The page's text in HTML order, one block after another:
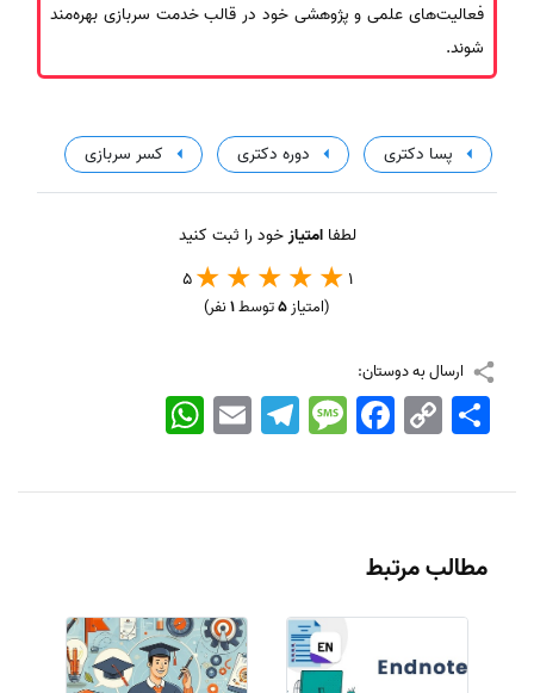
فعالیت‌های علمی و پژوهشی خود در قالب خدمت سربازی بهره‌مند
شوند.
پسا دکتری دوره دکتری کسر سربازی
لطفاامتیازخود را ثبت کنید
1
5
(امتیاز5توسط1نفر)
ارسال به دوستان:
WhatsApp EmailTelegramMessageFacebook Copy
Link
اشتراک
مطالب مرتبط